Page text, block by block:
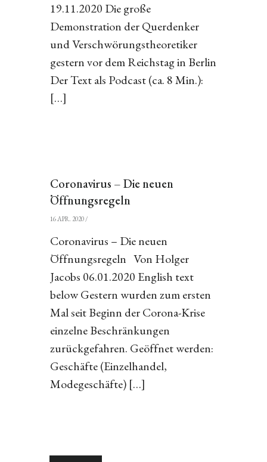
19.11.2020 Die große
Demonstration der Querdenker
und Verschwörungstheoretiker
gestern vor dem Reichstag in Berlin
Der Text als Podcast (ca. 8 Min.):
[…]
Coronavirus – Die neuen
Öffnungsregeln
16 APR. 2020/
Coronavirus – Die neuen
Öffnungsregeln Von Holger
Jacobs 06.01.2020 English text
below Gestern wurden zum ersten
Mal seit Beginn der Corona-Krise
einzelne Beschränkungen
zurückgefahren. Geöffnet werden:
Geschäfte (Einzelhandel,
Modegeschäfte) […]